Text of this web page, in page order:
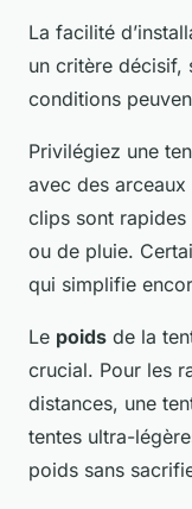
La facilité
un critère décisif,
conditions
Privilégiez une
avec des
clips sont rapides
ou de pluie.
qui simplifie
Le poids de la
crucial. Pour les
distances, une
tentes ultra-
poids sans